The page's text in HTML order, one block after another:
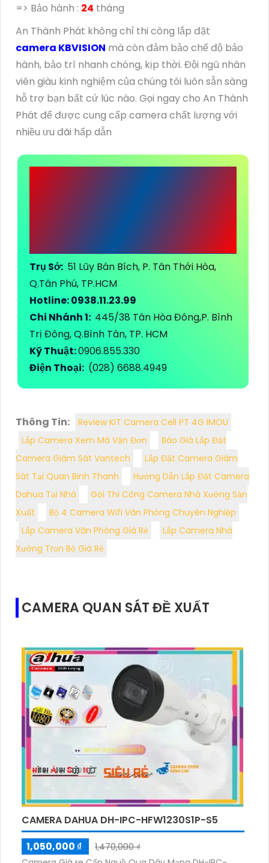
=> Bảo hành : 24 tháng
An Thành Phát không chỉ thi công lắp đặt
camera KBVISION mà còn đảm bảo chế độ bảo
hành, bảo trì nhanh chóng, kịp thời. Đội ngũ nhân
viên giàu kinh nghiệm của chúng tôi luôn sẵn sàng
hỗ trợ bạn bất cứ lúc nào. Gọi ngay cho An Thành
Phát để được cung cấp camera chất lượng với
nhiều ưu đãi hấp dẫn
Trụ Sở: 51 Lũy Bán Bích, P. Tân Thới Hòa,
Q.Tân Phú, TP.HCM
Hotline: 0938.11.23.99
Chi Nhánh 1: 445/38 Tân Hòa Đông,P. Bình
Trị Đông, Q.Bình Tân, TP. HCM
Kỹ Thuật:0906.855.330
Điện Thoại: (028) 6688.4949
Thông Tin:
Review KIT Camera Cell PT 4G IMOU
Lắp Camera Xem Mã Vận Đơn
Báo Giá Lắp Đặt
Camera Giám Sát Vantech
Lắp Đặt Camera Giám
Sát Tại Quan Binh Thanh
Hướng Dẫn Lắp Đặt Camera
Dahua Tại Nhà
Gói Thi Công Camera Nhà Xưởng Sản
Xuất
Bộ 4 Camera Wifi Văn Phòng Chuyên Nghiệp
Lắp Camera Văn Phòng Giá Rẻ
Lắp Camera Nhà
Xưởng Trọn Bộ Giá Rẻ
CAMERA QUAN SÁT ĐỀ XUẤT
CAMERA DAHUA DH-IPC-HFW1230S1P-S5
1,050,000 ₫
1,470,000 ₫